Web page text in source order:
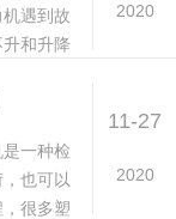
2020
遇到故
和升降
11-27
2020
一种检
也可以
很多塑